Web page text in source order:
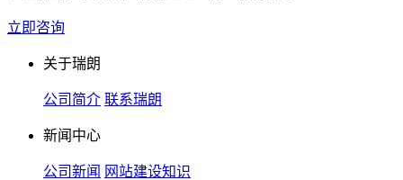
立即咨询
关于瑞朗
公司简介 联系瑞朗
新闻中心
公司新闻 网站建设知识